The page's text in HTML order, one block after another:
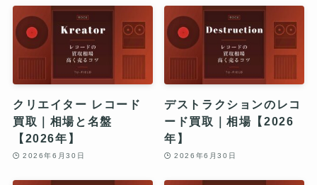
クリエイター レコード
買取｜相場と名盤
【2026年】
2026年6月30日
デストラクションのレコ
ード買取｜相場【2026
年】
2026年6月30日